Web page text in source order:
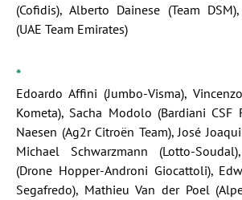
(Cofidis), Alberto Dainese (Team
(UAE Team Emirates)
*
Edoardo Affini (Jumbo-Visma),
Kometa), Sacha Modolo (Bardiani CSF
Naesen (Ag2r Citroën Team), José
Michael Schwarzmann (Lotto-
(Drone Hopper-Androni Giocattoli),
Segafredo), Mathieu Van der Poel